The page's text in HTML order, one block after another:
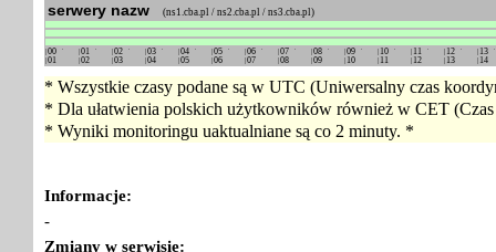
serwery nazw (ns1.cba.pl / ns2.cba.pl / ns3.cba.pl)
00 01 02 03 04 05 06 07 08 09 10 11 12
13
01
02 03 04 05 06 07 08 09 10 11 12 13 14
* Wszystkie czasy podane są w UTC (Uniwersalny czas
* Dla ułatwienia polskich użytkowników również w CET
* Wyniki monitoringu uaktualniane są co 2 minuty. *
Informacje:
-
Zmiany w serwisie: